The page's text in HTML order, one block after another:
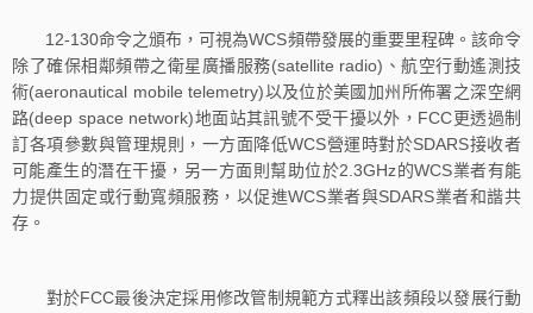
12-130命令之頒布，可視為WCS頻帶發展的重要里程碑。該命令
除了確保相鄰頻帶之衛星廣播服務(satellite radio)、航空行動遙測技
術(aeronautical mobile telemetry)以及位於美國加州所佈署之深空網
路(deep space network)地面站其訊號不受干擾以外，FCC更透過制
訂各項參數與管理規則，一方面降低WCS營運時對於SDARS接收者
可能產生的潛在干擾，另一方面則幫助位於2.3GHz的WCS業者有能
力提供固定或行動寬頻服務，以促進WCS業者與SDARS業者和諧共
存。
對於FCC最後決定採用修改管制規範方式釋出該頻段以發展行動